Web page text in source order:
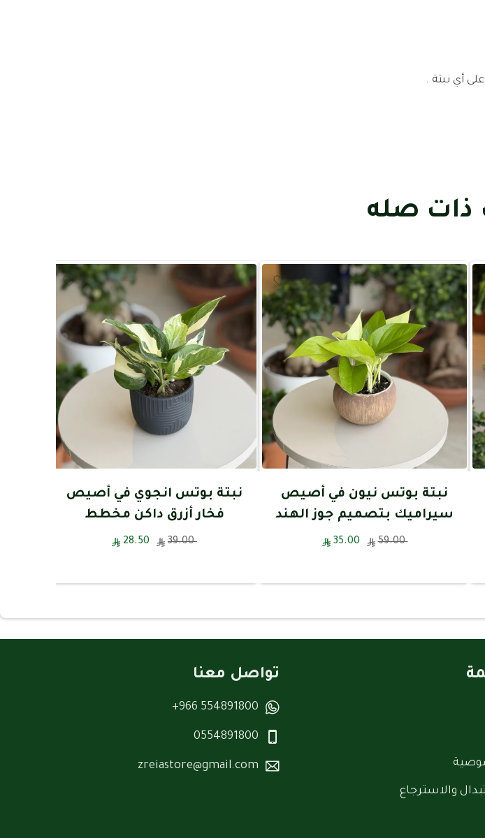
أي نبتة .
ذات صله
نبتة بوتس نيون في أصيص
سيراميك بتصميم جوز الهند
59.00
35.00
نبتة بوتس انجوي في أصيص
فخار أزرق داكن مخطط
39.00
والاسترجاع
تواصل معنا
554891800 966+
0554891800
zreiastore@gmail.com